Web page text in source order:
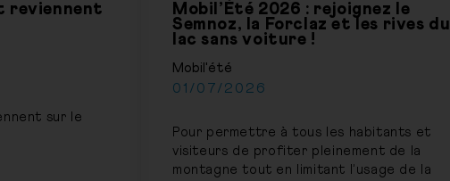
reviennent
sur le
Mobil’Été 2026 : rejoignez le
Semnoz, la Forclaz et les rives du
lac sans voiture !
Mobil'été
01/07/2026
Pour permettre à tous les habitants et
visiteurs de profiter pleinement de la
montagne tout en limitant l’usage de la